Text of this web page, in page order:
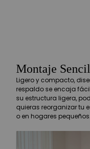
Montaje
Ligero y compacto,
respaldo se encaja
su estructura ligera,
quieras reorganizar tu
o en hogares pequeños.